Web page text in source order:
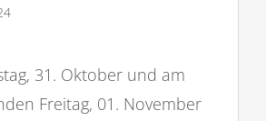
31. Oktober und am
Freitag, 01. November